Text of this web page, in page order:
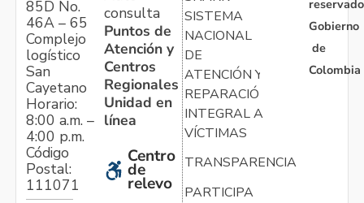
85D No.
46A – 65
Complejo
logístico
San
Cayetano
Horario:
8:00 a.m. –
4:00 p.m.
Código
Postal:
111071
consulta
Puntos de
Atención y
Centros
Regionales
Unidad en
línea
Centro
de
relevo
SISTEMA
NACIONAL
DE
ATENCIÓN Y
REPARACIÓN
INTEGRAL A
VÍCTIMAS
TRANSPARENCIA
PARTICIPA
Gobierno
de
Colombia